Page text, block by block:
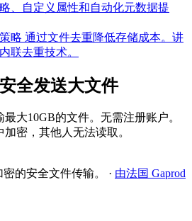
、自定义属性和自动化元数据提
略 通过文件去重降低存储成本。讲
联去重技术。
全发送大文件
大10GB的文件。无需注册账户。
密，其他人无法读取。
的安全文件传输。
· 由法国 Gaprod